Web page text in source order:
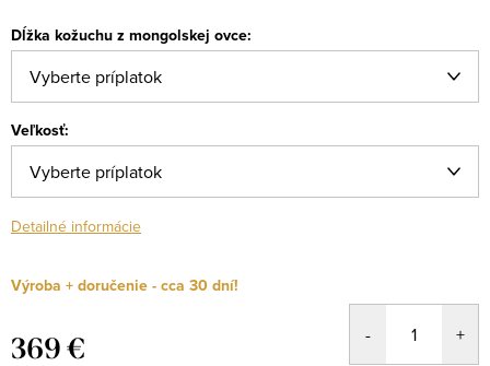
Dĺžka kožuchu z mongolskej ovce:
Veľkosť:
Detailné informácie
Výroba + doručenie - cca 30 dní!
369 €